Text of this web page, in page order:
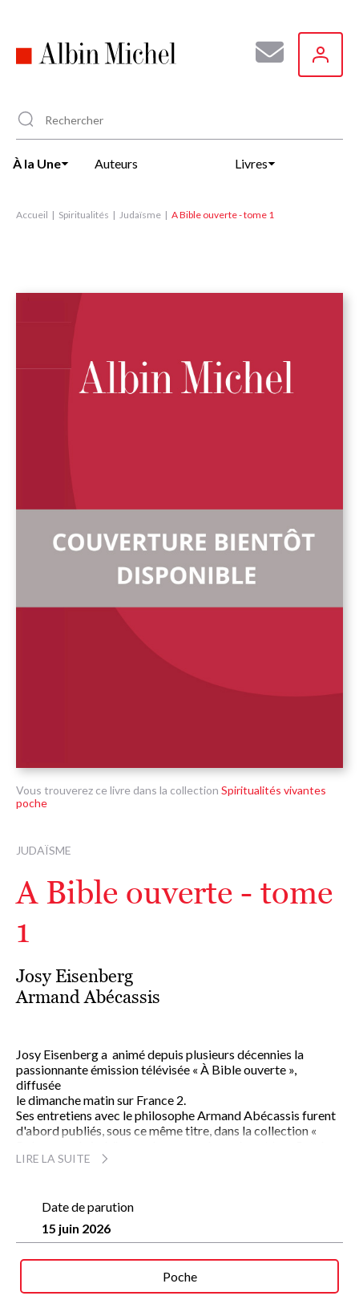
principal
À la Une Auteurs Livres
Accueil Spiritualités Judaïsme A Bible ouverte - tome 1
Vous trouverez ce livre dans la collection Spiritualités vivantes
poche
JUDAÏSME
A Bible ouverte - tome
1
Josy Eisenberg
Armand Abécassis
Josy Eisenberg a animé depuis plusieurs décennies la
passionnante émission télévisée « À Bible ouverte »,
diffusée
le dimanche matin sur France 2.
Ses entretiens avec le philosophe Armand Abécassis furent
d'abord publiés, sous ce même titre, dans la collection «
l'intérêt grandissant des lecteurs de tous horizons, croyants
Consacrés au commentaire des premiers chapitres de la
Genèse, les trois volumes ici rassemblés nous initient avec
une éblouissante érudition à l'exégèse rabbinique que les
quotidienne ne font que souligner l'actualité de ces récits
fondateurs.
LIRE LA SUITE
Date de parution
15 juin 2026
Poche